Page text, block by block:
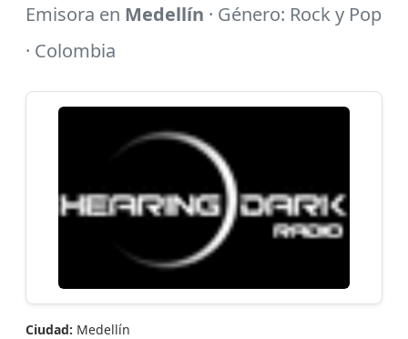
Emisora en Medellín · Género: Rock y Pop
· Colombia
Ciudad: Medellín